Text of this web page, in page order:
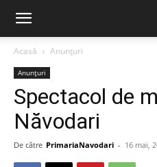
Acasă Anunțuri
Anunțuri
Spectacol de
Năvodari
De către PrimariaNavodari - 16 mai,